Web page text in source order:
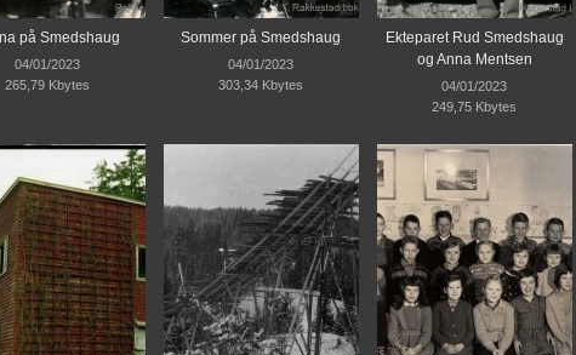
på Smedshaug
04/01/2023
265,79 Kbytes
Sommer på Smedshaug
04/01/2023
303,34 Kbytes
Ekteparet Rud Smedshaug
og Anna Mentsen
04/01/2023
249,75 Kbytes